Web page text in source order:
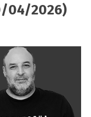
04/2026)